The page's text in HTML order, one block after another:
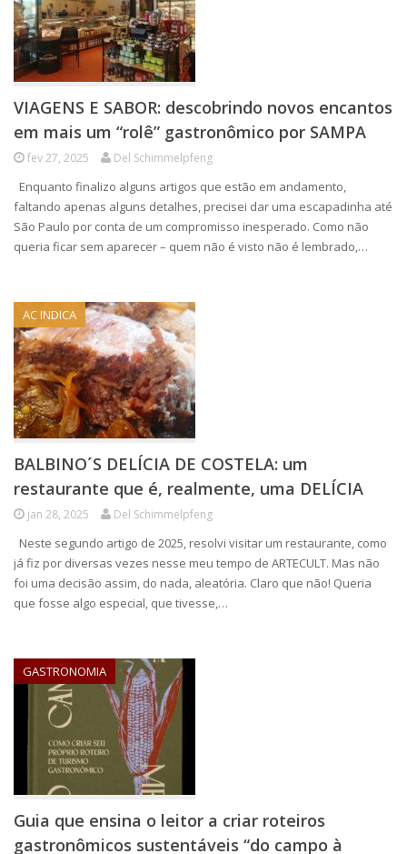
VIAGENS E SABOR: descobrindo novos encantos
em mais um “rolê” gastronômico por SAMPA
fev 27, 2025 Del Schimmelpfeng
Enquanto finalizo alguns artigos que estão em andamento,
faltando apenas alguns detalhes, precisei dar uma escapadinha até
São Paulo por conta de um compromisso inesperado. Como não
queria ficar sem aparecer – quem não é visto não é lembrado,…
AC INDICA
BALBINO´S DELÍCIA DE COSTELA: um
restaurante que é, realmente, uma DELÍCIA
jan 28, 2025 Del Schimmelpfeng
Neste segundo artigo de 2025, resolvi visitar um restaurante, como
já fiz por diversas vezes nesse meu tempo de ARTECULT. Mas não
foi uma decisão assim, do nada, aleatória. Claro que não! Queria
que fosse algo especial, que tivesse,…
GASTRONOMIA
Guia que ensina o leitor a criar roteiros
gastronômicos sustentáveis “do campo à